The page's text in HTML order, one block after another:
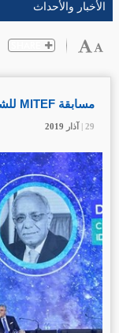
29 | آذار
مسابقة MITEF للشركات الناشئة العربية
29 | آذار 29 | آذار 29 | آذار